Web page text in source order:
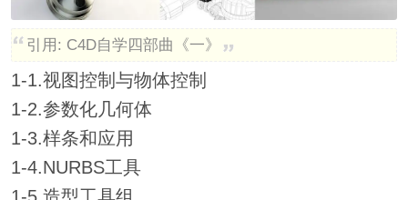
引用: C4D自学四部曲《一》
1-1.视图控制与物体控制
1-2.参数化几何体
1-3.样条和应用
1-4.NURBS工具